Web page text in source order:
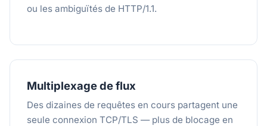
ou les ambiguïtés de HTTP/1.1.
Multiplexage de flux
Des dizaines de requêtes en cours partagent une
seule connexion TCP/TLS — plus de blocage en